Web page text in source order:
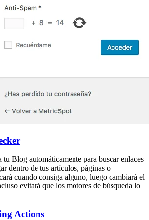
Blog automáticamente para buscar enlaces
dentro de tus artículos, páginas o
cuando consiga alguno, luego cambiará el
evitará que los motores de búsqueda lo
Actions